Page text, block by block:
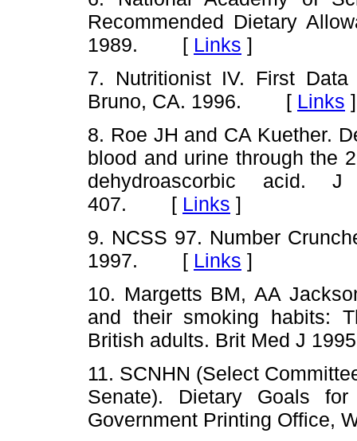
Recommended Dietary
1989. [ Links ]
7. Nutritionist IV. First
Bruno, CA. 1996. [ Links ]
8. Roe JH and CA Kuether.
blood and urine through the
dehydroascorbic
407. [ Links ]
9. NCSS 97. Number
1997. [ Links ]
10. Margetts BM, AA
and their smoking habits:
British adults. Brit Med J
11. SCNHN (Select
Senate). Dietary Goals
Government Printing